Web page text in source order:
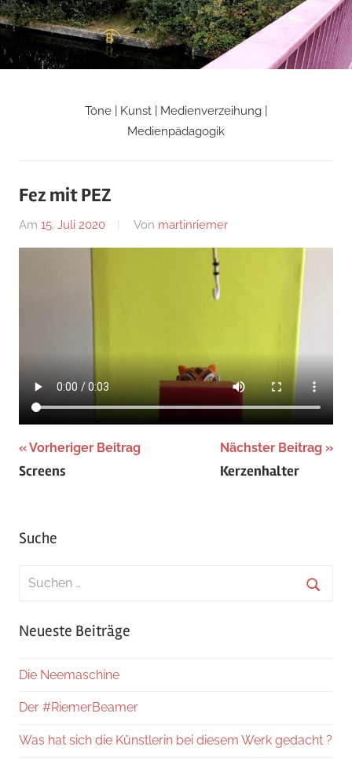
Zum
Inhalt
springen
Martin
Blog
Töne | Kunst | Medienverzeihung |
Medienpädagogik
Fez mit PEZ
Am 15. Juli 2020 Von martinriemer
Uncategorized
Beitragsnavigation
Vorheriger Beitrag
Screens
Nächster Beitrag
Kerzenhalter
Suche
Suchen
Neueste Beiträge
Die Neemaschine
Der #RiemerBeamer
Was hat sich die Künstlerin bei diesem Werk gedacht ?